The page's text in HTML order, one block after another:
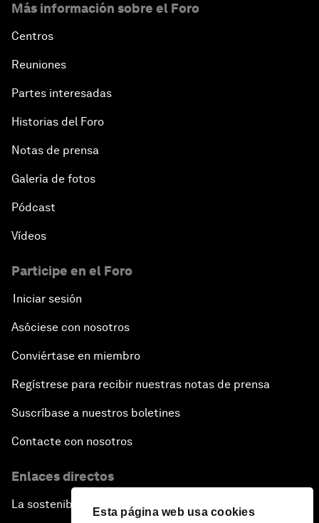
Esta página web usa cookies
Más información sobre el Foro
Centros
Reuniones
Partes interesadas
Historias del Foro
Notas de prensa
Galería de fotos
Pódcast
Vídeos
Participe en el Foro
Iniciar sesión
Asóciese con nosotros
Conviértase en miembro
Regístrese para recibir nuestras notas de prensa
Suscríbase a nuestros boletines
Contacte con nosotros
Enlaces directos
La sostenibilidad en el Foro